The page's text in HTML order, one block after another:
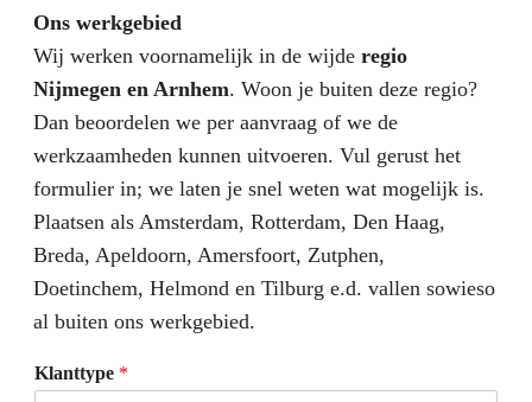
Ons werkgebied
Wij werken voornamelijk in de wijde regio
Nijmegen en Arnhem. Woon je buiten deze regio?
Dan beoordelen we per aanvraag of we de
werkzaamheden kunnen uitvoeren. Vul gerust het
formulier in; we laten je snel weten wat mogelijk is.
Plaatsen als Amsterdam, Rotterdam, Den Haag,
Breda, Apeldoorn, Amersfoort, Zutphen,
Doetinchem, Helmond en Tilburg e.d. vallen sowieso
al buiten ons werkgebied.
Klanttype *